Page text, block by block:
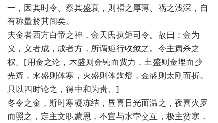
一，因其时令、察其盛衰，则福之厚薄、祸之浅深，自
有称量於其间矣。
夫金者西方白帝之神，金天氏执矩司令。故曰：金为
义，义者成，成者方，所谓矩行收敛之。令主肃杀之
权。[用金之论，木盛则金钝而费力，土盛则金埋而少
光辉，水盛则体寒，火盛则体鋾熔，金盛则太刚而折。
只以四时论之，得中和为贵。]
冬令之金，斯时寒凝冻结，昼喜日光而温之，夜喜火罗
而照之，定主文职蒙恩，不宜与水孛交互，极主贫寒，